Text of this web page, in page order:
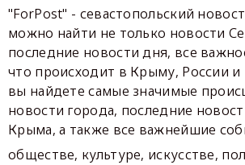
"ForPost" - севастопольский
можно найти не только новости
последние новости дня, все
что происходит в Крыму, России и
вы найдете самые значимые
новости города, последние
Крыма, а также все важнейшие
обществе, культуре, искусстве,